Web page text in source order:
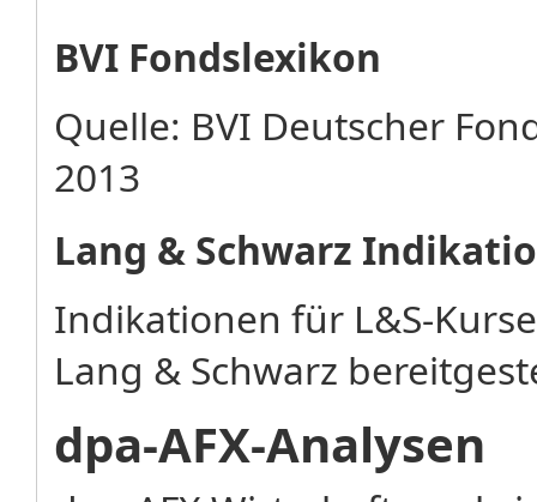
BVI Fondslexikon
Quelle: BVI Deutscher
2013
Lang & Schwarz
Indikationen für L&S-
Lang & Schwarz
dpa-AFX-Analysen